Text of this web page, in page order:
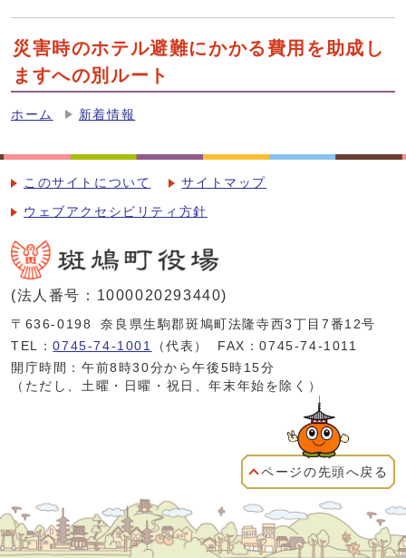
災害時のホテル避難にかかる費用を助成し
ますへの別ルート
ホーム 新着情報
このサイトについて サイトマップ
ウェブアクセシビリティ方針
(法人番号：1000020293440)
〒636-0198
奈良県生駒郡斑鳩町法隆寺西3丁目7番12号
TEL：0745-74-1001 （代表）
FAX：0745-74-1011
開庁時間：午前8時30分から午後5時15分
（ただし、土曜・日曜・祝日、年末年始を除く）
ページの先頭へ戻る